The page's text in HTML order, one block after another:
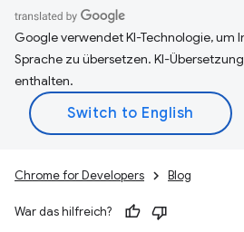
Google verwendet KI-Technologie, um
Sprache zu übersetzen. KI-
enthalten.
Chrome for Developers Blog
War das hilfreich?